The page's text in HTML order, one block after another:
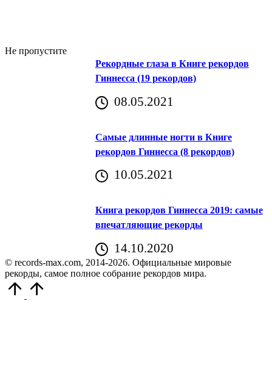
Не пропустите
Рекордные глаза в Книге рекордов
Гиннесса (19 рекордов)
08.05.2021
Самые длинные ногти в Книге
рекордов Гиннесса (8 рекордов)
10.05.2021
Книга рекордов Гиннесса 2019: самые
впечатляющие рекорды
14.10.2020
© records-max.com, 2014-2026. Официальные мировые
рекорды, самое полное собрание рекордов мира.